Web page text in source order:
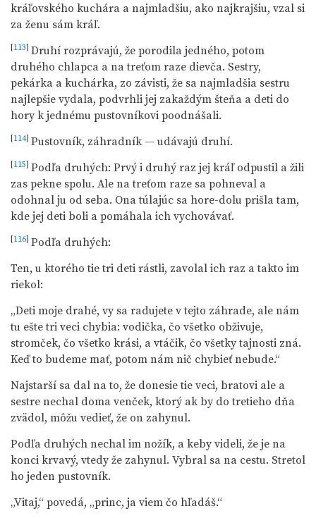
kráľovského kuchára a najmladšiu, ako najkrajšiu, vzal si
za ženu sám kráľ.
[113] Druhí rozprávajú, že porodila jedného, potom
druhého chlapca a na treťom raze dievča. Sestry,
pekárka a kuchárka, zo závisti, že sa najmladšia sestru
najlepšie vydala, podvrhli jej zakaždým šteňa a deti do
hory k jednému pustovníkovi poodnášali.
[114] Pustovník, záhradník — udávajú druhí.
[115] Podľa druhých: Prvý i druhý raz jej kráľ odpustil a žili
zas pekne spolu. Ale na treťom raze sa pohneval a
odohnal ju od seba. Ona túlajúc sa hore-dolu prišla tam,
kde jej deti boli a pomáhala ich vychovávať.
[116] Podľa druhých:
Ten, u ktorého tie tri deti rástli, zavolal ich raz a takto im
riekol:
„Deti moje drahé, vy sa radujete v tejto záhrade, ale nám
tu ešte tri veci chybia: vodička, čo všetko obživuje,
stromček, čo všetko krási, a vtáčik, čo všetky tajnosti zná.
Keď to budeme mať, potom nám nič chybieť nebude.“
Najstarší sa dal na to, že donesie tie veci, bratovi ale a
sestre nechal doma venček, ktorý ak by do tretieho dňa
zvädol, môžu vedieť, že on zahynul.
Podľa druhých nechal im nožík, a keby videli, že je na
konci krvavý, vtedy že zahynul. Vybral sa na cestu. Stretol
ho jeden pustovník.
„Vitaj,“ povedá, „princ, ja viem čo hľadáš.“